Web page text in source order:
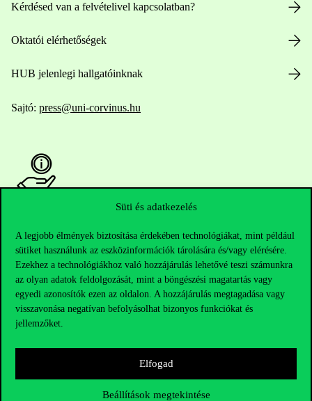
Süti és adatkezelés
A legjobb élmények biztosítása érdekében technológiákat, mint például
sütiket használunk az eszközinformációk tárolására és/vagy elérésére.
Ezekhez a technológiákhoz való hozzájárulás lehetővé teszi számunkra
az olyan adatok feldolgozását, mint a böngészési magatartás vagy
egyedi azonosítók ezen az oldalon. A hozzájárulás megtagadása vagy
visszavonása negatívan befolyásolhat bizonyos funkciókat és
jellemzőket.
Elfogad
Beállítások megtekintése
Kérdésed van a felvételivel kapcsolatban?
Oktatói elérhetőségek
HUB jelenlegi hallgatóinknak
Sajtó: press@uni-corvinus.hu
Nyitvatartás
Házirend
Közérdekű adatok
Karrier